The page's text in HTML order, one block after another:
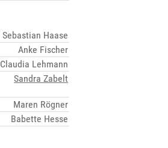
Sebastian Haase
Anke Fischer
Claudia Lehmann
Sandra Zabelt
Maren Rögner
Babette Hesse